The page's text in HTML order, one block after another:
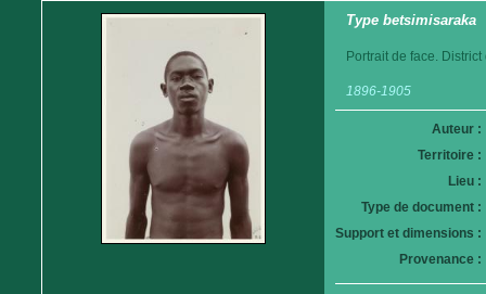
Type betsimisaraka
Portrait de face.
1896-1905
Auteur :
Territoire :
Lieu :
Type de document :
Support et dimensions :
Provenance :